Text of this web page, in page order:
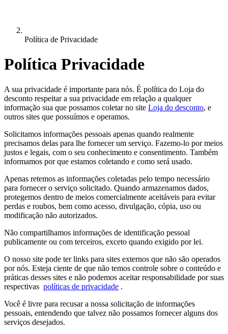
Política de Privacidade
Política Privacidade
A sua privacidade é importante para nós. É política do Loja do
desconto respeitar a sua privacidade em relação a qualquer
informação sua que possamos coletar no site Loja do desconto, e
outros sites que possuímos e operamos.
Solicitamos informações pessoais apenas quando realmente
precisamos delas para lhe fornecer um serviço. Fazemo-lo por meios
justos e legais, com o seu conhecimento e consentimento. Também
informamos por que estamos coletando e como será usado.
Apenas retemos as informações coletadas pelo tempo necessário
para fornecer o serviço solicitado. Quando armazenamos dados,
protegemos dentro de meios comercialmente aceitáveis ​​para evitar
perdas e roubos, bem como acesso, divulgação, cópia, uso ou
modificação não autorizados.
Não compartilhamos informações de identificação pessoal
publicamente ou com terceiros, exceto quando exigido por lei.
O nosso site pode ter links para sites externos que não são operados
por nós. Esteja ciente de que não temos controle sobre o conteúdo e
práticas desses sites e não podemos aceitar responsabilidade por suas
respectivas políticas de privacidade .
Você é livre para recusar a nossa solicitação de informações
pessoais, entendendo que talvez não possamos fornecer alguns dos
serviços desejados.